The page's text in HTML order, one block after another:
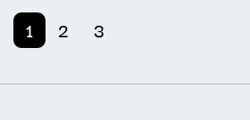
1 2 3